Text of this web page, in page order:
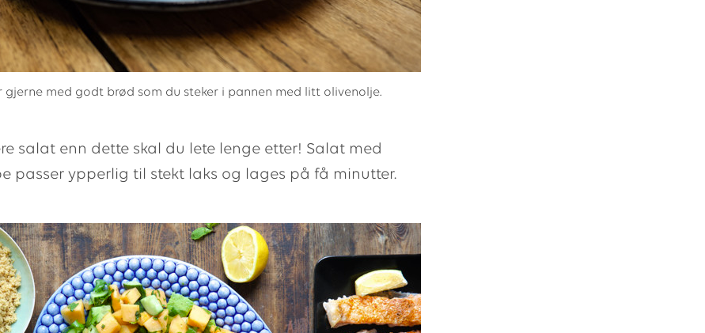
gjerne med godt brød som du steker i pannen med litt olivenolje.
salat enn dette skal du lete lenge etter! Salat med
passer ypperlig til stekt laks og lages på få minutter.